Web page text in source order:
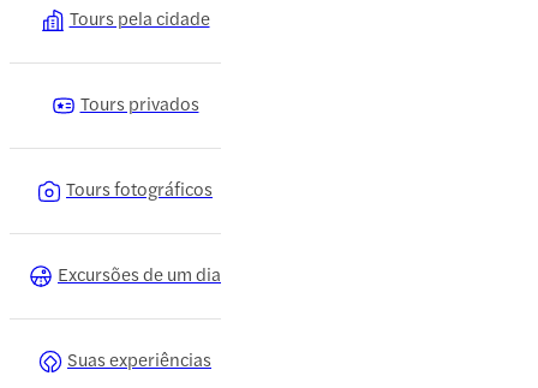
Tours pela cidade
Tours privados
Tours fotográficos
Excursões de um dia
Suas experiências